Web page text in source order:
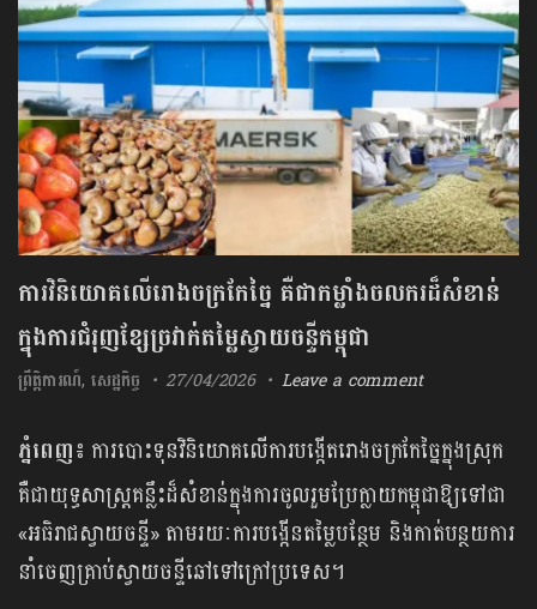
ការវិនិយោគលើរោងចក្រកែច្នៃ គឺជាកម្លាំងចលករដ៏សំខាន់
ក្នុងការជំរុញខ្សែច្រវាក់តម្លៃស្វាយចន្ទីកម្ពុជា
ព្រឹត្តិការណ៍,សេដ្ឋកិច្ច 27/04/2026 Leave a comment
ភ្នំពេញ៖ ការបោះទុនវិនិយោគលើការបង្កើតរោងចក្រកែច្នៃក្នុងស្រុក
គឺជាយុទ្ធសាស្ត្រគន្លឹះដ៏សំខាន់ក្នុងការចូលរួមប្រែក្លាយកម្ពុជាឱ្យទៅជា
«អធិរាជស្វាយចន្ទី» តាមរយៈការបង្កើនតម្លៃបន្ថែម និងកាត់បន្ថយការ
នាំចេញគ្រាប់ស្វាយចន្ទីឆៅទៅក្រៅប្រទេស។